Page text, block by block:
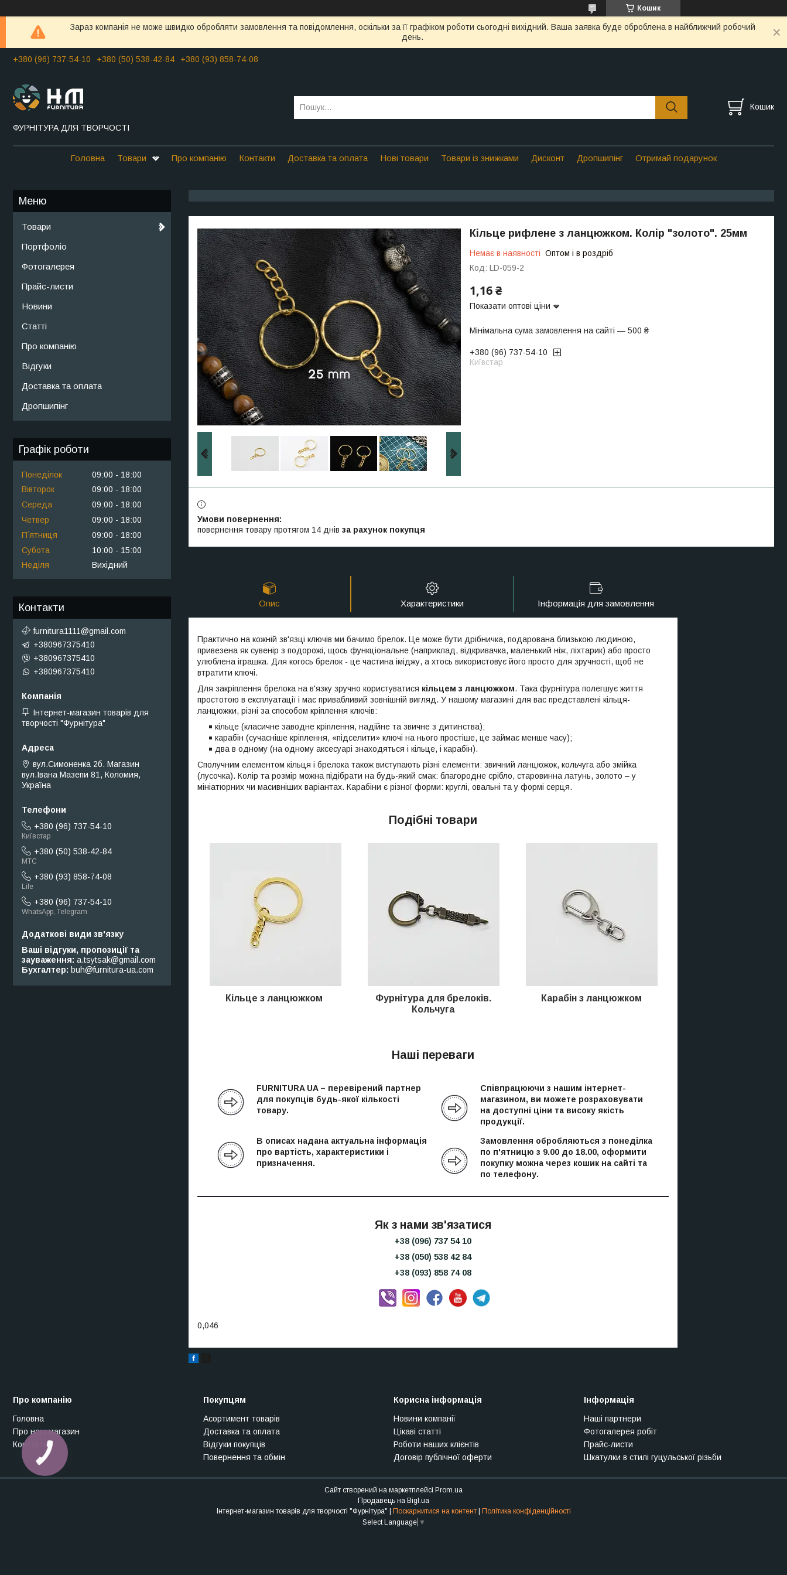
Кошик
Зараз компанія не може швидко обробляти замовлення та повідомлення, оскільки за її графіком роботи сьогодні вихідний. Ваша заявка буде оброблена в найближчий робочий
день.
+380 (96) 737-54-10 +380 (50) 538-42-84 +380 (93) 858-74-08
ФУРНІТУРА ДЛЯ ТВОРЧОСТІ
Кошик
Головна Товари Про компанію Контакти Доставка та оплата Нові товари Товари із знижками Дисконт Дропшипінг Отримай подарунок
Кільце рифлене з ланцюжком. Колір "золото". 25мм
Немає в наявності Оптом і в роздріб
Код: LD-059-2
1,16 ₴
Показати оптові ціни
Мінімальна сума замовлення на сайті — 500 ₴
+380 (96) 737-54-10
Київстар
повернення товару протягом 14 днів за рахунок покупця
Опис Характеристики Інформація для замовлення
Практично на кожній зв'язці ключів ми бачимо брелок. Це може бути дрібничка, подарована близькою людиною,
привезена як сувенір з подорожі, щось функціональне (наприклад, відкривачка, маленький ніж, ліхтарик) або просто
улюблена іграшка. Для когось брелок - це частина іміджу, а хтось використовує його просто для зручності, щоб не
втратити ключі.
Для закріплення брелока на в'язку зручно користуватися кільцем з ланцюжком. Така фурнітура полегшує життя
простотою в експлуатації і має привабливий зовнішній вигляд. У нашому магазині для вас представлені кільця-
ланцюжки, різні за способом кріплення ключів:
кільце (класичне заводне кріплення, надійне та звичне з дитинства);
карабін (сучасніше кріплення, «підселити» ключі на нього простіше, це займає менше часу);
два в одному (на одному аксесуарі знаходяться і кільце, і карабін).
Сполучним елементом кільця і брелока також виступають різні елементи: звичний ланцюжок, кольчуга або змійка
(лусочка). Колір та розмір можна підібрати на будь-який смак: благородне срібло, старовинна латунь, золото – у
мініатюрних чи масивніших варіантах. Карабіни є різної форми: круглі, овальні та у формі серця.
Подібні товари
Кільце з ланцюжком
Фурнітура для брелоків.
Кольчуга
Карабін з ланцюжком
Наші переваги
FURNITURA UA – перевірений партнер
для покупців будь-якої кількості
товару.
Співпрацюючи з нашим інтернет-
магазином, ви можете розраховувати
на доступні ціни та високу якість
продукції.
В описах надана актуальна інформація
про вартість, характеристики і
призначення.
Замовлення обробляються з понеділка
по п'ятницю з 9.00 до 18.00, оформити
покупку можна через кошик на сайті та
по телефону.
Як з нами зв'язатися
+38 (096) 737 54 10
+38 (050) 538 42 84
+38 (093) 858 74 08
0,046
Товари
Портфоліо
Фотогалерея
Прайс-листи
Новини
Статті
Про компанію
Відгуки
Доставка та оплата
Дропшипінг
Графік роботи
Понеділок 09:00
18:00
Вівторок
09:00
18:00
Середа
09:00
18:00
Четвер
09:00
18:00
Пʼятниця
09:00
18:00
Субота
10:00
15:00
Неділя
Вихідний
Контакти
furnitura1111@gmail.com
+380967375410
+380967375410
+380967375410
Інтернет-магазин товарів для
творчості "Фурнітура"
вул.Симоненка 2б. Магазин
вул.Івана Мазепи 81, Коломия,
Україна
+380 (96) 737-54-10
Київстар
+380 (50) 538-42-84
МТС
+380 (93) 858-74-08
Life
+380 (96) 737-54-10
WhatsApp, Telegram
Ваші відгуки, пропозиції та
зауваження a.tsytsak@gmail.com
Бухгалтер
buh@furnitura-ua.com
Про компанію
Головна
Про наш магазин
Контакти
Покупцям
Асортимент товарів
Доставка та оплата
Відгуки покупців
Повернення та обмін
Корисна інформація
Новини компанії
Цікаві статті
Роботи наших клієнтів
Договір публічної оферти
Інформація
Наші партнери
Фотогалерея робіт
Прайс-листи
Шкатулки в стилі гуцульської різьби
Сайт створений на маркетплейсі Prom.ua
Продавець на Bigl.ua
Інтернет-магазин товарів для творчості "Фурнітура" | Поскаржитися на контент | Політика конфіденційності
Select Language ▼